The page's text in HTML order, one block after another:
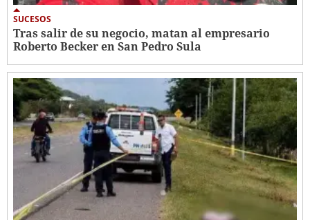
SUCESOS
Tras salir de su negocio, matan al empresario
Roberto Becker en San Pedro Sula